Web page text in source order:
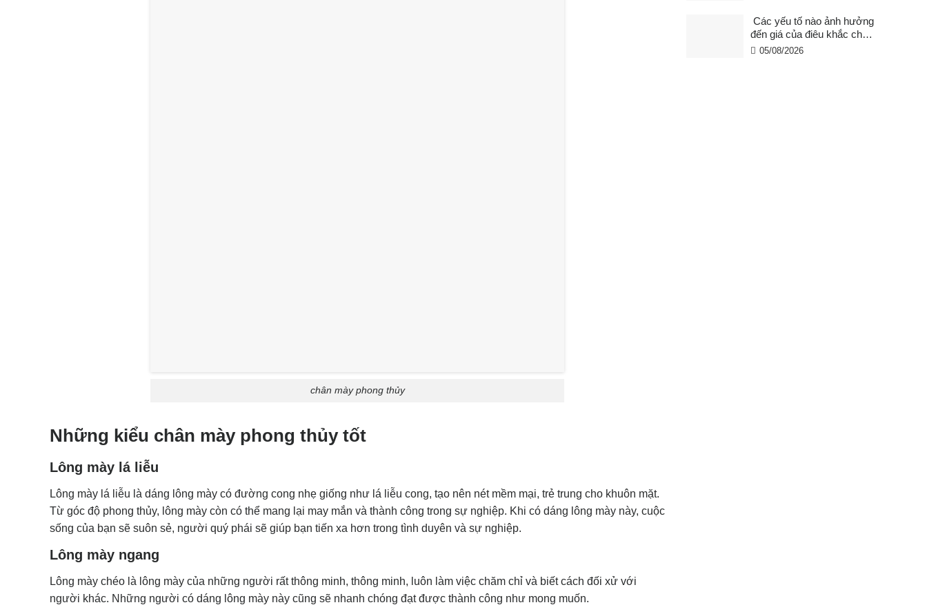
chân mày phong thủy
Những kiểu chân mày phong thủy tốt
Lông mày lá liễu
Lông mày lá liễu là dáng lông mày có đường cong nhẹ giống như lá liễu cong, tạo nên nét mềm mại, trẻ trung cho khuôn mặt.
Từ góc độ phong thủy, lông mày còn có thể mang lại may mắn và thành công trong sự nghiệp. Khi có dáng lông mày này, cuộc
sống của bạn sẽ suôn sẻ, người quý phái sẽ giúp bạn tiến xa hơn trong tình duyên và sự nghiệp.
Lông mày ngang
Lông mày chéo là lông mày của những người rất thông minh, thông minh, luôn làm việc chăm chỉ và biết cách đối xử với
người khác. Những người có dáng lông mày này cũng sẽ nhanh chóng đạt được thành công như mong muốn.
Các yếu tố nào ảnh hưởng
đến giá của điêu khắc chân
mày ?
05/08/2026